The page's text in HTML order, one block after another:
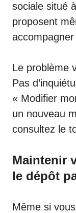
sociale situé
proposent
Le problème
Pas
« Modifier
un nouveau
consultez le
Maintenir
le dépôt
Même si